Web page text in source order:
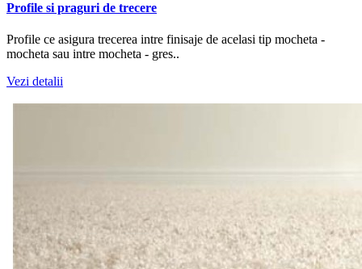
Profile si praguri de trecere
Profile ce asigura trecerea intre finisaje de acelasi tip mocheta -
mocheta sau intre mocheta - gres..
Vezi detalii